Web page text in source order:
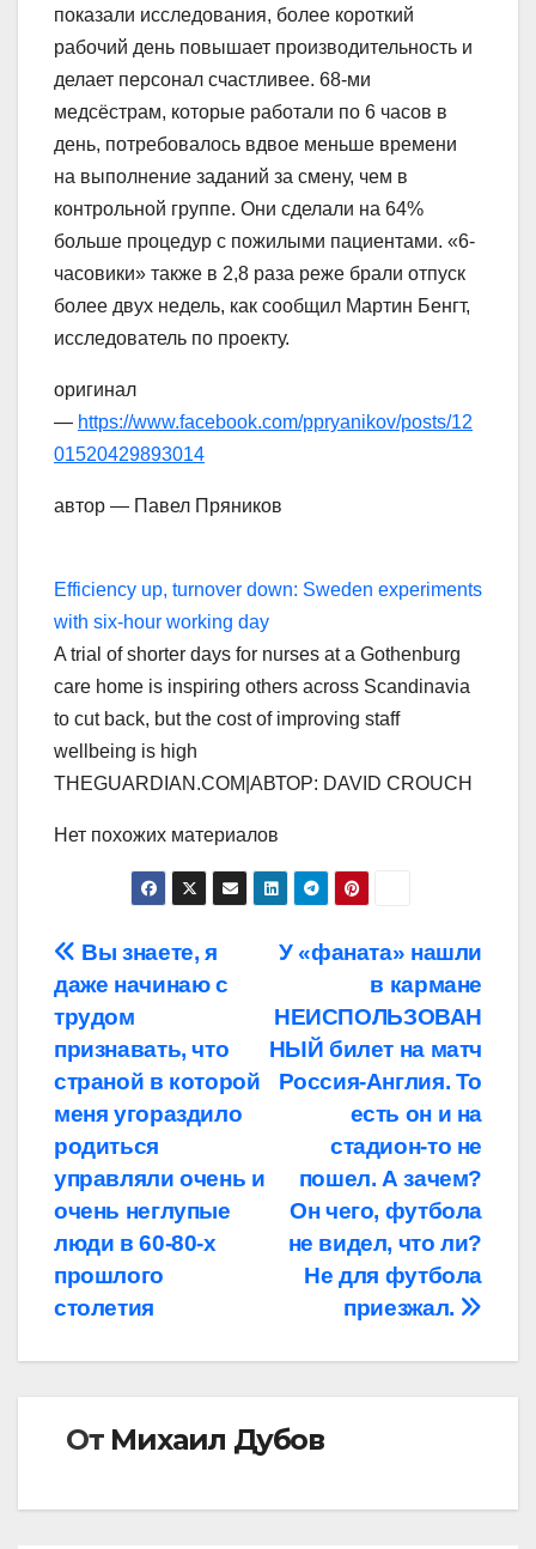
показали исследования, более короткий
рабочий день повышает производительность и
делает персонал счастливее. 68-ми
медсёстрам, которые работали по 6 часов в
день, потребовалось вдвое меньше времени
на выполнение заданий за смену, чем в
контрольной группе. Они сделали на 64%
больше процедур с пожилыми пациентами. «6-
часовики» также в 2,8 раза реже брали отпуск
более двух недель, как сообщил Мартин Бенгт,
исследователь по проекту.
оригинал
— https://www.facebook.com/ppryanikov/posts/12
01520429893014
автор — Павел Пряников
Efficiency up, turnover down: Sweden experiments
with six-hour working day
A trial of shorter days for nurses at a Gothenburg
care home is inspiring others across Scandinavia
to cut back, but the cost of improving staff
wellbeing is high
THEGUARDIAN.COM АВТОР: DAVID CROUCH
Нет похожих материалов
Навигация
по
записям
У «фаната» нашли
в кармане
НЕИСПОЛЬЗОВАН
НЫЙ билет на матч
Россия-Англия. То
есть он и на
стадион-то не
пошел. А зачем?
Он чего, футбола
не видел, что ли?
Не для футбола
приезжал.
Вы знаете, я
даже начинаю с
трудом
признавать, что
страной в которой
меня угораздило
родиться
управляли очень и
очень неглупые
люди в 60-80-х
прошлого
столетия
От Михаил Дубов